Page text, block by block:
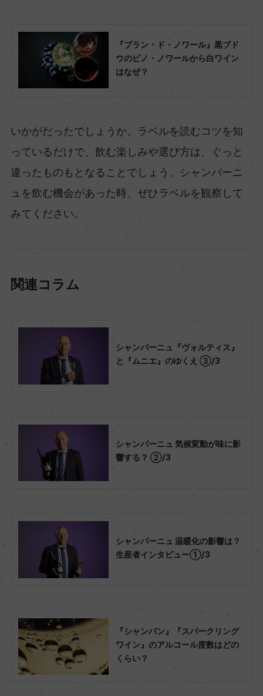
『ブラン・ド・ノワール』黒ブド
ウのピノ・ノワールから白ワイン
はなぜ？
いかがだったでしょうか。ラベルを読むコツを知
っているだけで、飲む楽しみや選び方は、ぐっと
違ったものもとなることでしょう。シャンパーニ
ュを飲む機会があった時、ぜひラベルを観察して
みてください。
関連コラム
シャンパーニュ『ヴォルティス』
と『ムニエ』のゆくえ ③/3
シャンパーニュ 気候変動が味に影
響する？ ②/3
シャンパーニュ 温暖化の影響は？
生産者インタビュー①/3
『シャンパン』『スパークリング
ワイン』のアルコール度数はどの
くらい？